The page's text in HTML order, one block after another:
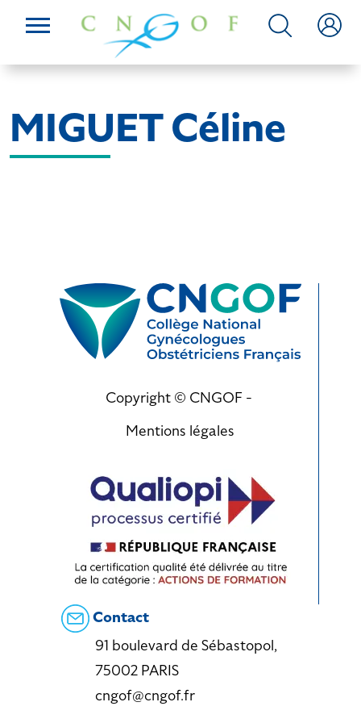
MIGUET Céline
Copyright © CNGOF -
Mentions légales
Contact
91 boulevard de Sébastopol,
75002 PARIS
cngof@cngof.fr